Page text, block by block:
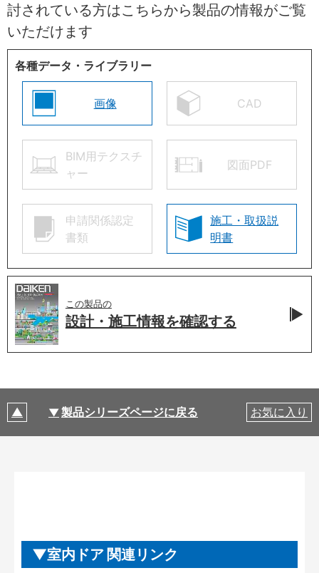
討されている方はこちらから製品の情報がご覧
いただけます
各種データ・ライブラリー
画像 CAD
BIM用テクスチ
ャー
図面PDF
申請関係認定
書類
施工・取扱説
明書
この製品の
設計・施工情報を確認する
製品シリーズページに戻る お気に入り
室内ドア 関連リンク